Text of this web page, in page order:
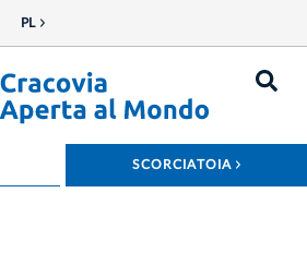
PL
SCORCIATOIA